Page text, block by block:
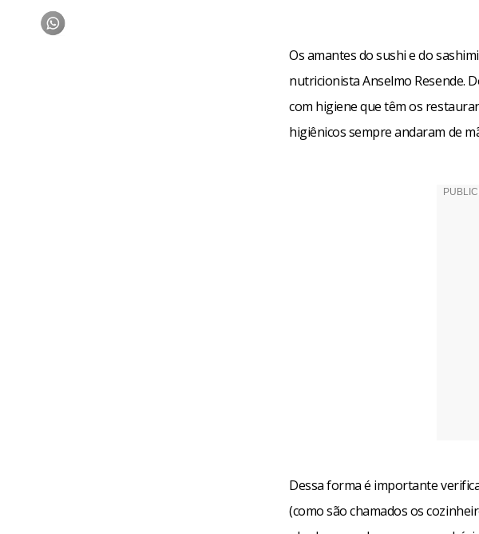
Os amantes do sushi e do
nutricionista Anselmo Resende.
com higiene que têm os
higiênicos sempre andaram de
Dessa forma é importante
(como são chamados os